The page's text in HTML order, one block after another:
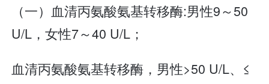
（一）血清丙氨酸氨基转移酶:男性9～50
U/L，女性7～40 U/L；
血清丙氨酸氨基转移酶，男性>50 U/L、≤